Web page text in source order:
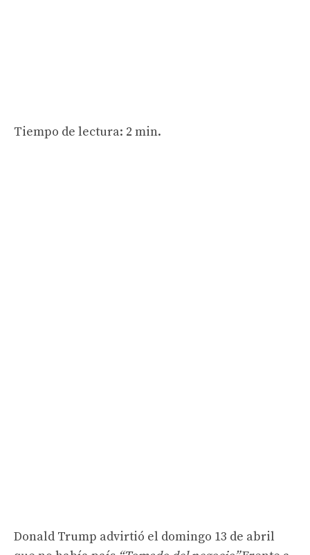
Tiempo de lectura: 2 min.
Donald Trump advirtió el domingo 13 de abril